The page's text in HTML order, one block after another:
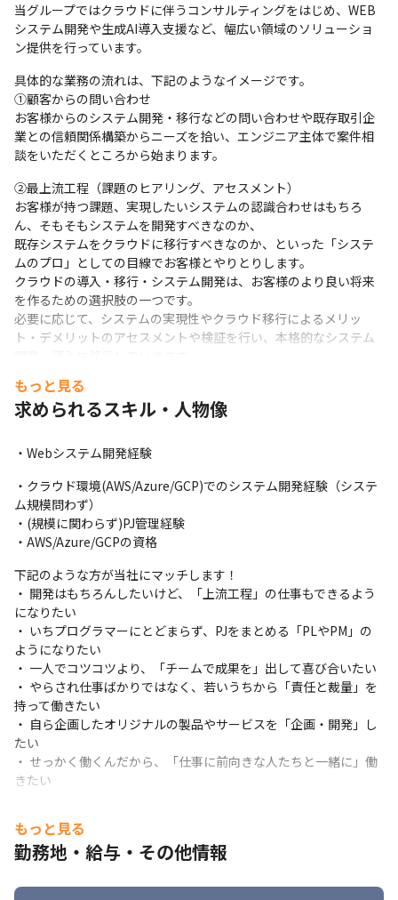
当グループではクラウドに伴うコンサルティングをはじめ、WEB
システム開発や生成AI導入支援など、幅広い領域のソリューショ
ン提供を行っています。
具体的な業務の流れは、下記のようなイメージです。
①顧客からの問い合わせ
お客様からのシステム開発・移行などの問い合わせや既存取引企
業との信頼関係構築からニーズを拾い、エンジニア主体で案件相
談をいただくところから始まります。
②最上流工程（課題のヒアリング、アセスメント）
お客様が持つ課題、実現したいシステムの認識合わせはもちろ
ん、そもそもシステムを開発すべきなのか、
既存システムをクラウドに移行すべきなのか、といった「システ
ムのプロ」としての目線でお客様とやりとりします。
クラウドの導入・移行・システム開発は、お客様のより良い将来
を作るための選択肢の一つです。
必要に応じて、システムの実現性やクラウド移行によるメリッ
ト・デメリットのアセスメントや検証を行い、本格的なシステム
③上流工程～下流工程（要件定義、設計、開発、テスト）
お客様が本当に実現したいことを認識できて初めて、システム開
そのためには、お客様との綿密な認識合わせだけでなく、アセス
メントや検証をご提案することもよく行います。
実際の開発では、一般的な要件定義・基本設計と呼ばれる上流工
程から開発・テストまで一連の工程を対応できることが強みで
す。
具体的には…
・クラウド導入支援サービス
・クラウド移行コンサルティングサービス
・WEBシステム・業務アプリケーション開発サービス
・生成AI導入支援サービスなど
■ポジションの魅力
・時代に求められるエンジニアとして、顧客に対して本質的な課
題解決のための価値提供をすべく、上流工程から携われる機会が
あります。
・アイデアを形にし、自らビジネスを創出していける機会があり
ます。
・当社としてクラウド黎明期より事業参入し、経験とノウハウを
Webやクラウド・生成AIに精通した強力なエンジニアが多く、技
術面においても切磋琢磨して成長できる環境があります。
もっと見る
求められるスキル・人物像
・Webシステム開発経験
・クラウド環境(AWS/Azure/GCP)でのシステム開発経験（システ
ム規模問わず）
・(規模に関わらず)PJ管理経験
・AWS/Azure/GCPの資格
下記のような方が当社にマッチします！
・ 開発はもちろんしたいけど、「上流工程」の仕事もできるよう
になりたい
・ いちプログラマーにとどまらず、PJをまとめる「PLやPM」の
ようになりたい
・ 一人でコツコツより、「チームで成果を」出して喜び合いたい
・ やらされ仕事ばかりではなく、若いうちから「責任と裁量」を
持って働きたい
・ 自ら企画したオリジナルの製品やサービスを「企画・開発」し
たい
・ せっかく働くんだから、「仕事に前向きな人たちと一緒に」働
きたい
もっと見る
勤務地・給与・その他情報